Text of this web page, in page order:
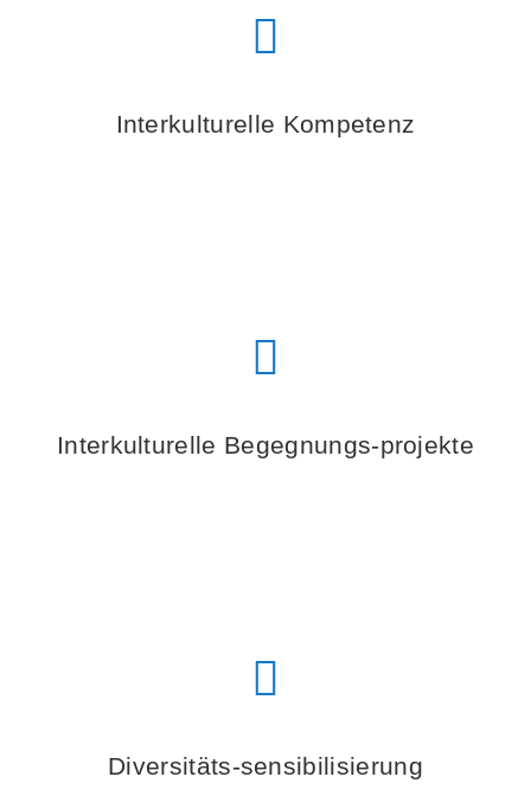
Interkulturelle Kompetenz
Interkulturelle Begegnungs-projekte
Diversitäts-sensibilisierung